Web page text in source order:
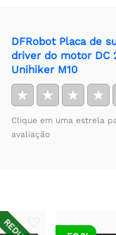
DFRobot Placa de
driver do motor DC
Unihiker M10
★ ★ ★ ★
Clique em uma estrela
avaliação